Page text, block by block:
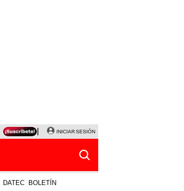
SERIE ACARAMELADOS PLAZA VEA
INICIAR SESIÓN
DATEC BOLETÍN